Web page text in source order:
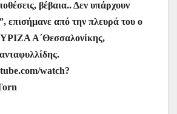
βέβαια.. Δεν υπάρχουν
επισήμανε από την πλευρά του ο
Α΄Θεσσαλονίκης,
watch?